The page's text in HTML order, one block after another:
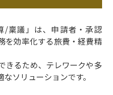
/稟議」は、申請者・承認
を効率化する旅費・経費精
きるため、テレワークや多
ソリューションです。